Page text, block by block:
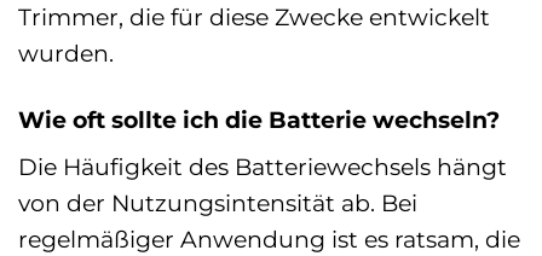
Trimmer, die für diese Zwecke entwickelt
wurden.
Wie oft sollte ich die Batterie wechseln?
Die Häufigkeit des Batteriewechsels hängt
von der Nutzungsintensität ab. Bei
regelmäßiger Anwendung ist es ratsam, die